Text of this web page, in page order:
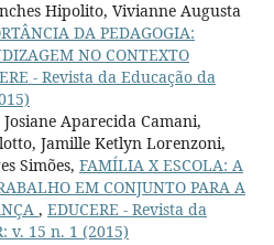
Hipolito, Vivianne Augusta
DA PEDAGOGIA:
NO CONTEXTO
- Revista da Educação da
Aparecida Camani,
Jamille Ketlyn Lorenzoni,
Simões, FAMÍLIA X ESCOLA: A
EM CONJUNTO PARA A
, EDUCERE - Revista da
v. 15 n. 1 (2015)